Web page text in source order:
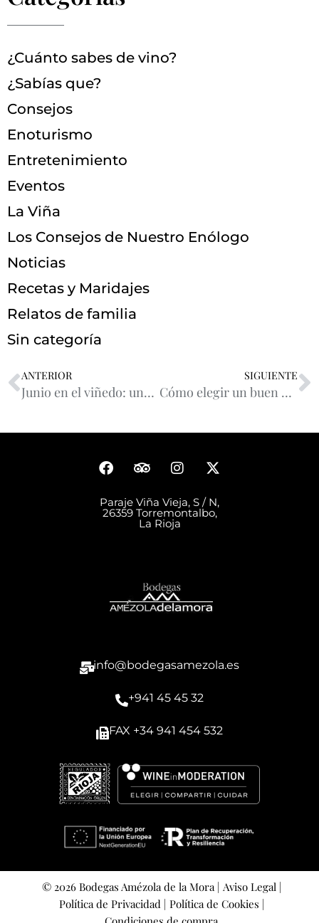
¿Cuánto sabes de vino?
¿Sabías que?
Consejos
Enoturismo
Entretenimiento
Eventos
La Viña
Los Consejos de Nuestro Enólogo
Noticias
Recetas y Maridajes
Relatos de familia
Sin categoría
ANTERIOR
Junio en el viñedo: uno de los meses más bonitos… y más delicados del año
SIGUIENTE
Cómo elegir un buen organizador de eventos para tu boda o celebración en Rioja
Paraje Viña Vieja, S / N,
26359 Torremontalbo,
La Rioja
info@bodegasamezola.es
+941 45 45 32
FAX +34 941 454 532
© 2026 Bodegas Amézola de la Mora | Aviso Legal |
Política de Privacidad | Política de Cookies |